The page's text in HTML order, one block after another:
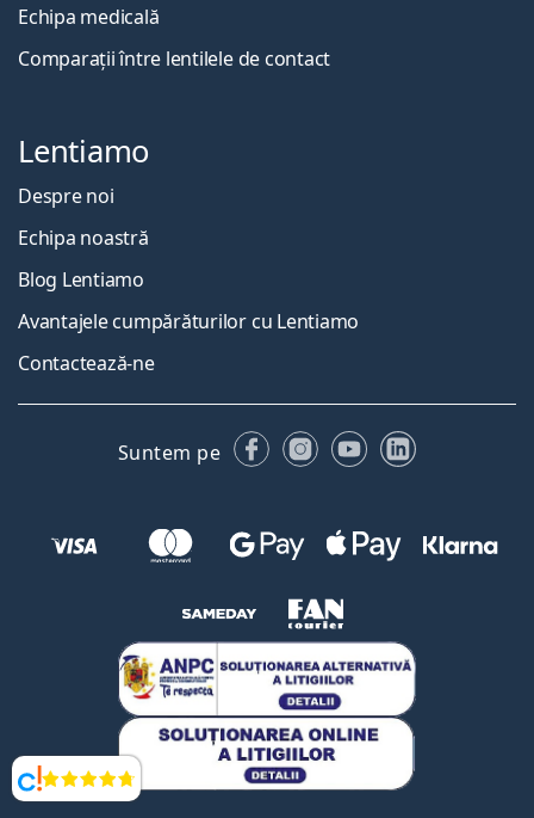
Opinii
Echipa medicală
Comparații între lentilele de contact
Lentiamo
Despre noi
Echipa noastră
Blog Lentiamo
Avantajele cumpărăturilor cu Lentiamo
Contactează-ne
Suntem pe FacebookInstagram
YouTubeLinkedIn